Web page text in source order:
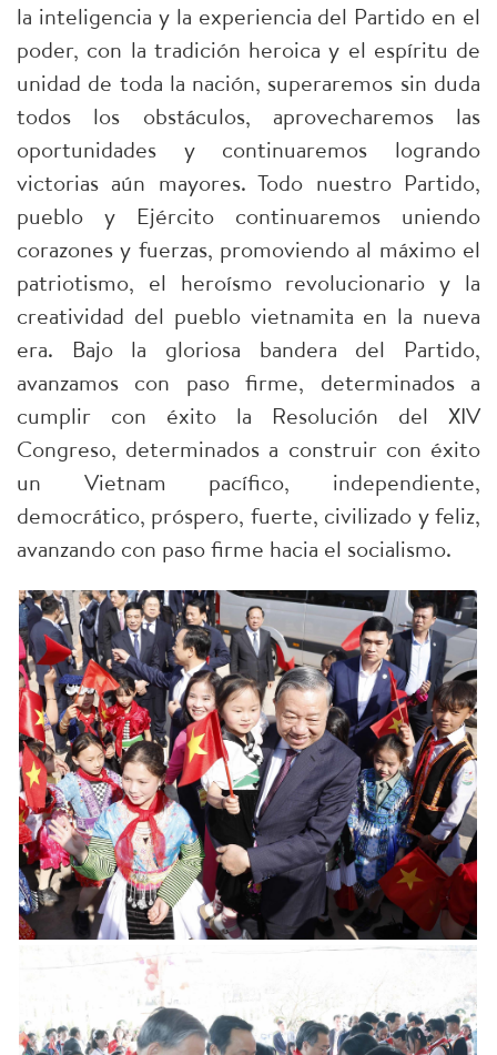
la inteligencia y la experiencia del Partido en el
poder, con la tradición heroica y el espíritu de
unidad de toda la nación, superaremos sin duda
todos los obstáculos, aprovecharemos las
oportunidades y continuaremos logrando
victorias aún mayores. Todo nuestro Partido,
pueblo y Ejército continuaremos uniendo
corazones y fuerzas, promoviendo al máximo el
patriotismo, el heroísmo revolucionario y la
creatividad del pueblo vietnamita en la nueva
era. Bajo la gloriosa bandera del Partido,
avanzamos con paso firme, determinados a
cumplir con éxito la Resolución del XIV
Congreso, determinados a construir con éxito
un Vietnam pacífico, independiente,
democrático, próspero, fuerte, civilizado y feliz,
avanzando con paso firme hacia el socialismo.